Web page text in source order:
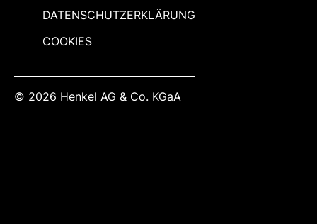
DATENSCHUTZERKLÄRUNG
COOKIES
© 2026 Henkel AG & Co. KGaA